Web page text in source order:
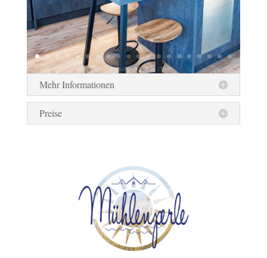
Mehr Informationen
Preise